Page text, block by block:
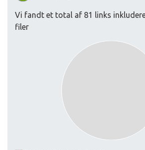
Vi fandt et total af 81 links
filer